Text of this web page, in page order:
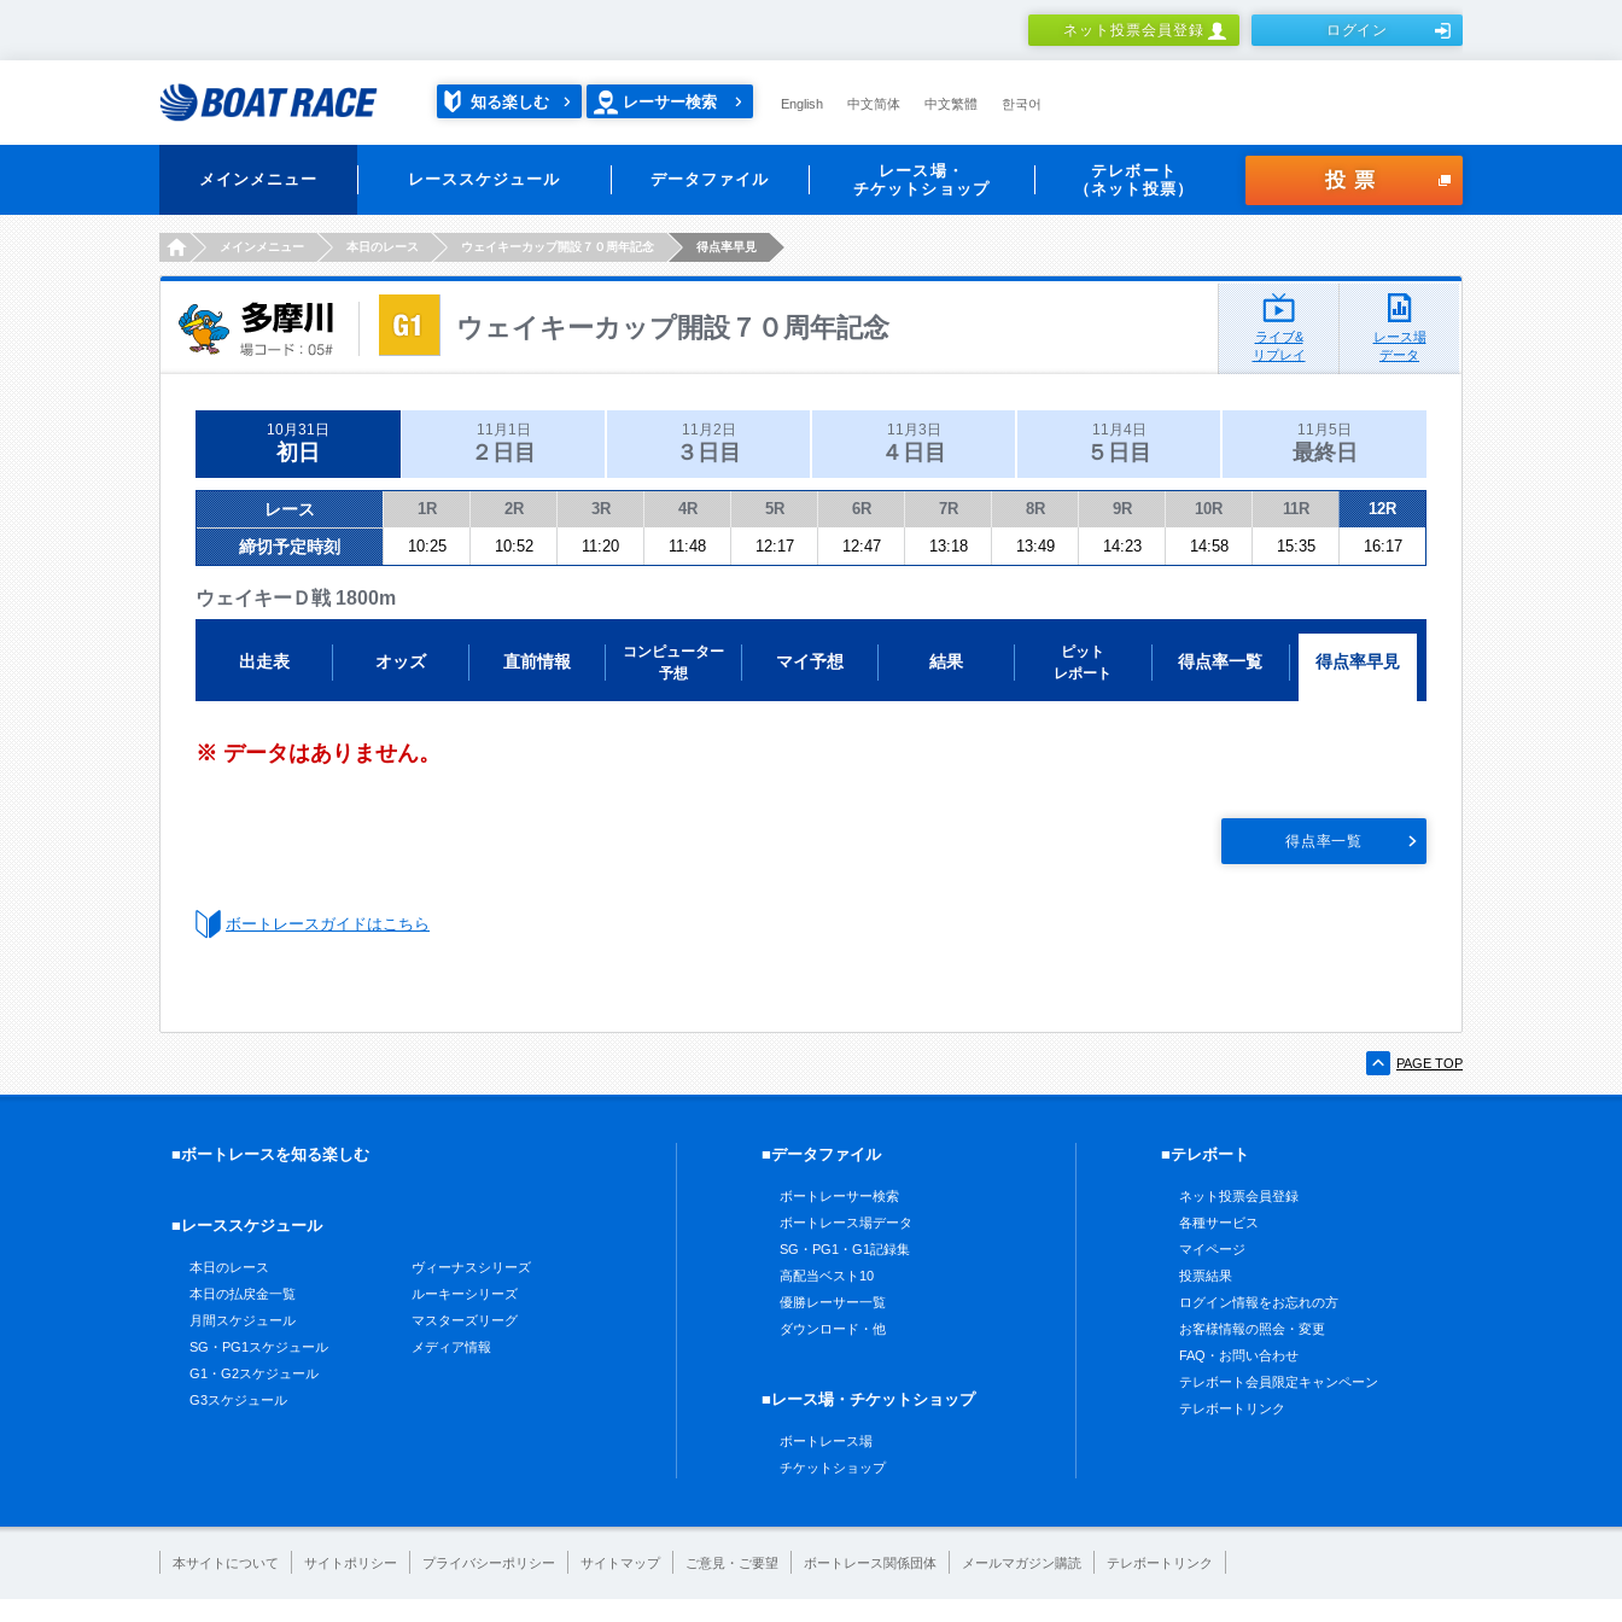
ネット投票会員登録 ログイン
知る楽しむ レーサー検索 English 中文简体 中文繁體 한국어
メインメニュー レーススケジュール データファイル
レース場・
チケットショップ
テレボート
（ネット投票）
投票
HOMEメインメニュー 本日のレース ウェイキーカップ開設７０周年記念 得点率早見
ウェイキーカップ開設７０周年記念
ライブ&
リプレイ
レース場
データ
10月31日
初日
11月1日
２日目
11月2日
３日目
11月3日
４日目
11月4日
５日目
11月5日
最終日
レース 1R 2R 3R 4R 5R 6R 7R 8R 9R 10R 11R 12R
締切予定時刻 10:25 10:52 11:20 11:48 12:17 12:47 13:18 13:49 14:23 14:58 15:35 16:17
ウェイキーＤ戦 1800m
出走表 オッズ 直前情報
コンピューター
予想
マイ予想 結果
ピット
レポート
得点率一覧 得点率早見
※ データはありません。
得点率一覧
ボートレースガイドはこちら
PAGE TOP
■ボートレースを知る楽しむ
■レーススケジュール
本日のレース
本日の払戻金一覧
月間スケジュール
SG・PG1スケジュール
G1・G2スケジュール
G3スケジュール
ヴィーナスシリーズ
ルーキーシリーズ
マスターズリーグ
メディア情報
■データファイル
ボートレーサー検索
ボートレース場データ
SG・PG1・G1記録集
高配当ベスト10
優勝レーサー一覧
ダウンロード・他
■レース場・チケットショップ
ボートレース場
チケットショップ
■テレボート
ネット投票会員登録
各種サービス
マイページ
投票結果
ログイン情報をお忘れの方
お客様情報の照会・変更
FAQ・お問い合わせ
テレボート会員限定キャンペーン
テレボートリンク
本サイトについて サイトポリシー プライバシーポリシー サイトマップ ご意見・ご要望 ボートレース関係団体 メールマガジン購読 テレボートリンク